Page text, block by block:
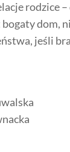
rodzice
dom,
jeśli